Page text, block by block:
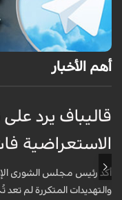
أهم الأخبار
قاليباف يرد
الاستعراضية
أكد رئيس مجلس الشورى
والتهديدات المتكررة لم تعد